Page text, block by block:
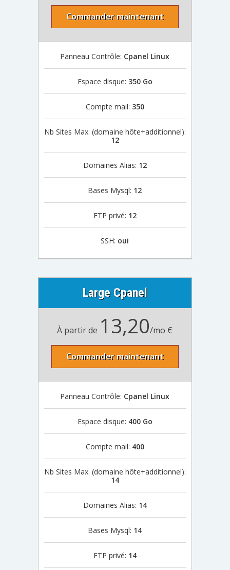
Commander maintenant
Panneau Contrôle: Cpanel Linux
Espace disque: 350 Go
Compte mail: 350
Nb Sites Max. (domaine hôte+additionnel):
12
Domaines Alias: 12
Bases Mysql: 12
FTP privé: 12
SSH: oui
Large Cpanel
À partir de 13,20/mo €
Commander maintenant
Panneau Contrôle: Cpanel Linux
Espace disque: 400 Go
Compte mail: 400
Nb Sites Max. (domaine hôte+additionnel):
14
Domaines Alias: 14
Bases Mysql: 14
FTP privé: 14